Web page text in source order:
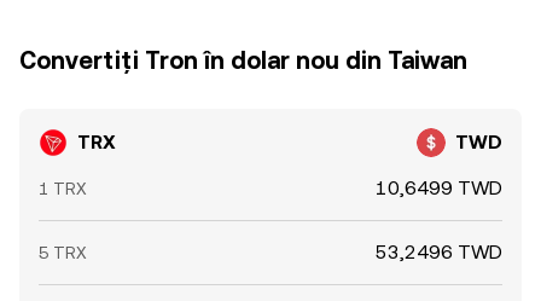
Convertiți Tron în dolar nou din Taiwan
TRX TWD
1 TRX 10,6499 TWD
5 TRX 53,2496 TWD